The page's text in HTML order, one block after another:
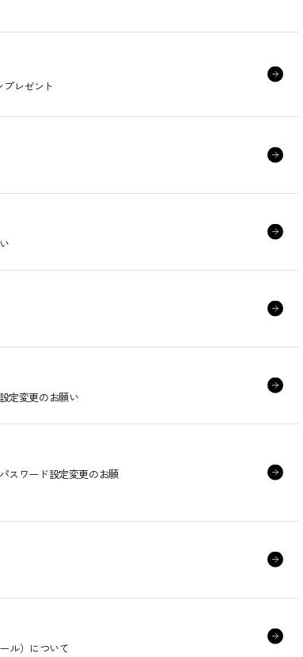
レゼント
定変更のお願い
スワード設定変更のお願
ル）について